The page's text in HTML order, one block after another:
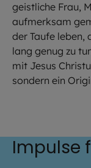
geistliche Frau,
aufmerksam
der Taufe leben,
lang genug zu
mit Jesus
sondern ein
Impulse